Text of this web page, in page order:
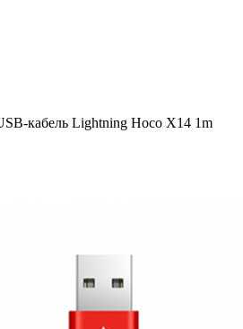
кабель Lightning Hoco X14 1m